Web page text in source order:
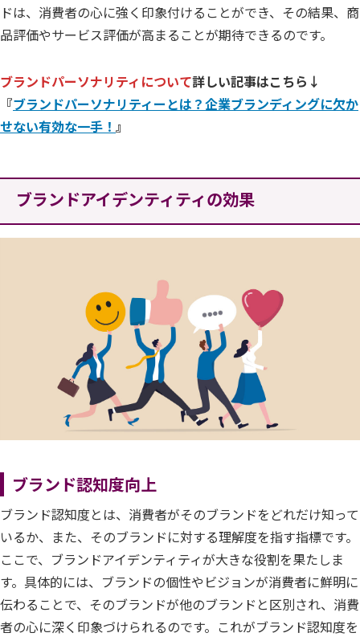
ドは、消費者の心に強く印象付けることができ、その結果、商
品評価やサービス評価が高まることが期待できるのです。
ブランドパーソナリティについて詳しい記事はこちら↓
『ブランドパーソナリティーとは？企業ブランディングに欠か
せない有効な一手！ 』
ブランドアイデンティティの効果
ブランド認知度向上
ブランド認知度とは、消費者がそのブランドをどれだけ知って
いるか、また、そのブランドに対する理解度を指す指標です。
ここで、ブランドアイデンティティが大きな役割を果たしま
す。具体的には、ブランドの個性やビジョンが消費者に鮮明に
伝わることで、そのブランドが他のブランドと区別され、消費
者の心に深く印象づけられるのです。これがブランド認知度を